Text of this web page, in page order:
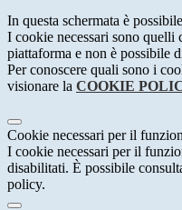
In questa schermata è
I cookie necessari sono quelli
piattaforma e non è possibile
Per conoscere quali sono i
visionare la COOKIE
Cookie necessari per il
I cookie necessari per il
disabilitati. È possibile
policy.